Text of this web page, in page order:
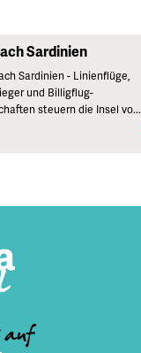
Sardinien
Sardinien - Linienflüge,
und Billigflug-
steuern die Insel vo...
auf